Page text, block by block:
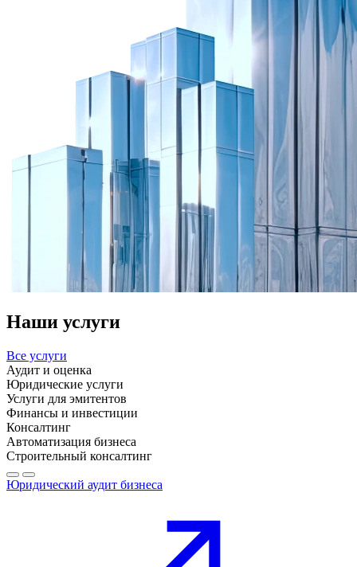
Наши услуги
Все услуги
Аудит и оценка
Юридические услуги
Услуги для эмитентов
Финансы и инвестиции
Консалтинг
Автоматизация бизнеса
Строительный консалтинг
Юридический аудит бизнеса